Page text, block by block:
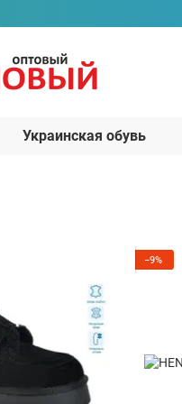
Украинская обувь
−9%